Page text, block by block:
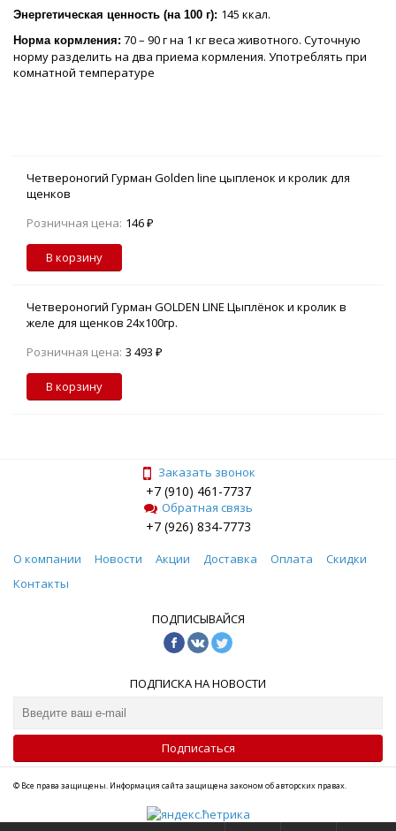
Энергетическая ценность (на 100 г): 145 ккал.
Норма кормления: 70 – 90 г на 1 кг веса животного. Суточную
норму разделить на два приема кормления. Употреблять при
комнатной температуре
Четвероногий Гурман Golden line цыпленок и кролик для
щенков
Розничная цена: 146 ₽
В корзину
Четвероногий Гурман GOLDEN LINE Цыплёнок и кролик в
желе для щенков 24х100гр.
Розничная цена: 3 493 ₽
В корзину
Заказать звонок
+7 (910) 461-7737
Обратная связь
+7 (926) 834-7773
О компании Новости Акции Доставка Оплата
Скидки
Контакты
ПОДПИСЫВАЙСЯ
ПОДПИСКА НА НОВОСТИ
Подписаться
© Все права защищены. Информация сайта защищена законом об авторских правах.